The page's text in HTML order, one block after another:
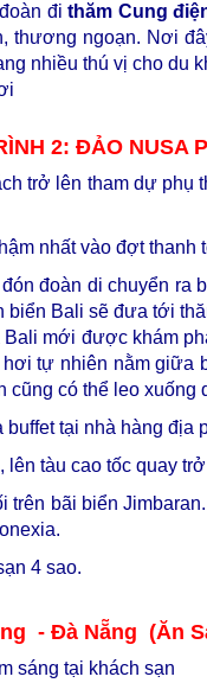
đithăm Cung
thương ngoạn. Nơi
nhiều thú vị cho du
2: ĐẢO NUSA
trở lên tham dự phụ
nhất vào đợt
đoàn di chuyển ra
biển Bali sẽ đưa tới
mới được khám
tự nhiên nằm giữa
cũng có thể leo
buffet tại nhà hàng địa
tàu cao tốc quay
trên bãi biển
4 sao.
- Đà Nẵng (Ăn
sáng tại khách sạn